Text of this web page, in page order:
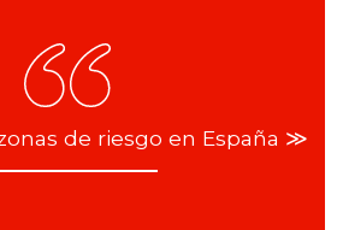
de riesgo en España ≫